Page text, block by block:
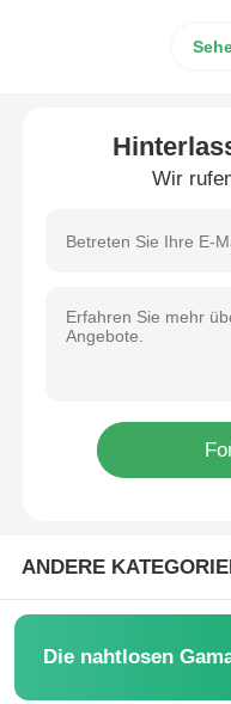
Produkte
Über uns
Wir
ANDERE
Die nahtlosen